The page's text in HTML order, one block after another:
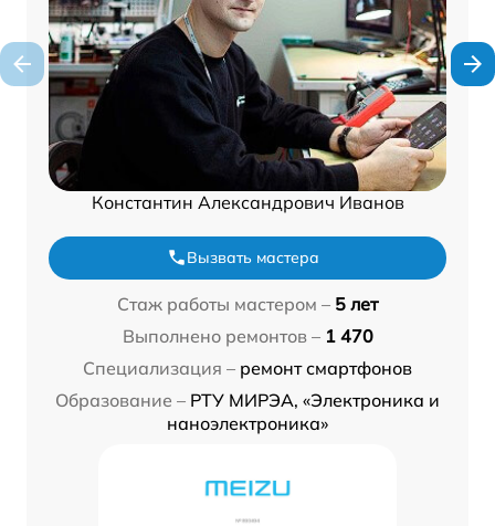
Константин Александрович Иванов
Вызвать мастера
Стаж работы мастером – 5 лет
Выполнено ремонтов – 1 470
Специализация – ремонт смартфонов
Образование – РТУ МИРЭА, «Электроника и
наноэлектроника»